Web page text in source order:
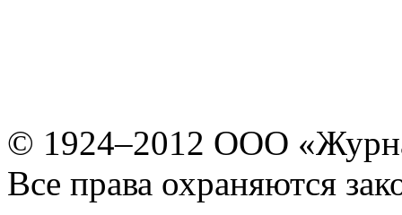
© 1924–2012 ООО
Все права охраняются